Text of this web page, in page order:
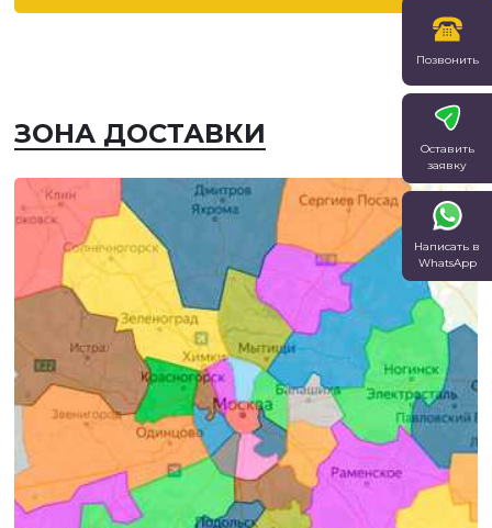
ЗОНА ДОСТАВКИ
Позвонить
Оставить
заявку
Написать в
WhatsApp